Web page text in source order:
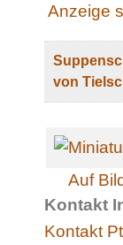
Anzeige
von
Auf
Kontakt
Kontakt